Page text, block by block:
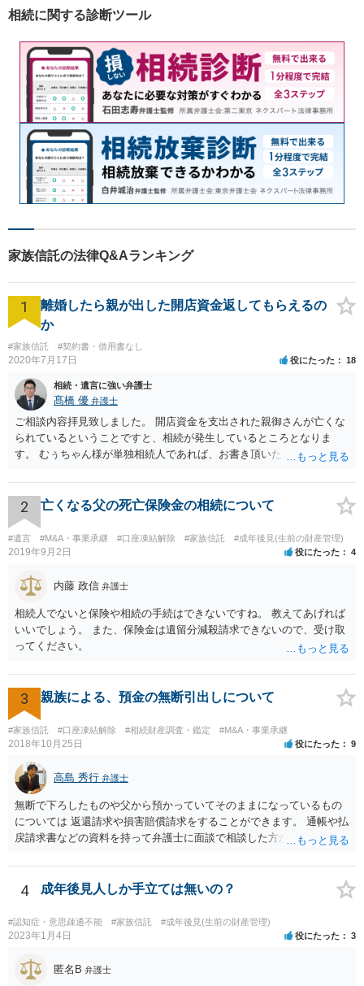
可】
相続に関する診断ツール
家族信託の法律Q&Aランキング
1
離婚したら親が出した開店資金返してもらえるの
か
#家族信託 #契約書・借用書なし
2020年7月17日 役にたった 18
相続・遺言に強い弁護士
髙橋 優 弁護士
ご相談内容拝見致しました。 開店資金を支出された親御さんが亡くな
られているということですと、相続が発生しているところとなりま
す。 むぅちゃん様が単独相続人であれば、お書き頂いたような方法で
相続人おられるということであれば、他の相続人との協議が必要とな
るところです。 また、当該点とは別にご主人から貸付ではなく贈与で
あると主張される可能性がございます。 その場合には、貸付であるこ
とを伺わせる事情をどれだけ積み重ねることが出来るか、というとこ
ろとなります。 返済の事実や、返済を約束するメール等です。 金額の
おく方が宜しいかと思います。 緊急という訳ではないかと思います
が、事前準備が早い方が有効な手段が増える傾向にありますので、早
目に弁護士を入れられることを御検討頂くと良いかと思います。
2 亡くなる父の死亡保険金の相続について
#遺言 #M&A・事業承継 #口座凍結解除 #家族信託 #成年後見(生前の財産管理)
2019年9月2日 役にたった 4
内藤 政信 弁護士
相続人でないと保険や相続の手続はできないですね。 教えてあげれば
いいでしょう。 また、保険金は遺留分減殺請求できないので、受け取
ってください。
3 親族による、預金の無断引出しについて
#家族信託 #口座凍結解除 #相続財産調査・鑑定 #M&A・事業承継
2018年10月25日 役にたった 9
高島 秀行 弁護士
無断で下ろしたものや父から預かっていてそのままになっているもの
については 返還請求や損害賠償請求をすることができます。 通帳や払
戻請求書などの資料を持って弁護士に面談で相談した方がよいと思い
4 成年後見人しか手立ては無いの？
#認知症・意思疎通不能 #家族信託 #成年後見(生前の財産管理)
2023年1月4日 役にたった 3
匿名B 弁護士